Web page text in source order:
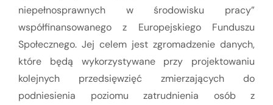
niepełnosprawnych w środowisku pracy”
współfinansowanego z Europejskiego Funduszu
Społecznego. Jej celem jest zgromadzenie danych,
które będą wykorzystywane przy projektowaniu
kolejnych przedsięwzięć zmierzających do
podniesienia poziomu zatrudnienia osób z